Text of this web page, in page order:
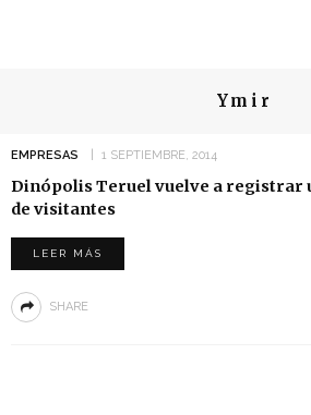
Ymir
EMPRESAS 1 SEPTIEMBRE, 2014
Dinópolis Teruel vuelve a registrar
de visitantes
LEER MÁS
SHARE